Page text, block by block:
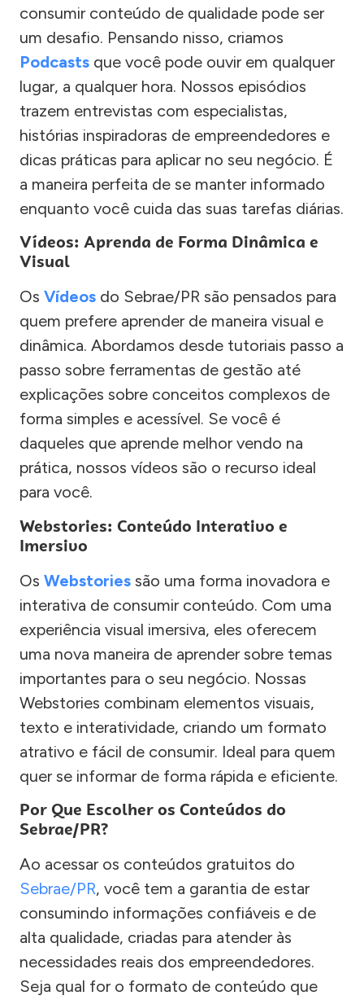
consumir conteúdo de qualidade pode ser
um desafio. Pensando nisso, criamos
Podcasts que você pode ouvir em qualquer
lugar, a qualquer hora. Nossos episódios
trazem entrevistas com especialistas,
histórias inspiradoras de empreendedores e
dicas práticas para aplicar no seu negócio. É
a maneira perfeita de se manter informado
enquanto você cuida das suas tarefas diárias.
Vídeos: Aprenda de Forma Dinâmica e
Visual
Os Vídeos do Sebrae/PR são pensados para
quem prefere aprender de maneira visual e
dinâmica. Abordamos desde tutoriais passo a
passo sobre ferramentas de gestão até
explicações sobre conceitos complexos de
forma simples e acessível. Se você é
daqueles que aprende melhor vendo na
prática, nossos vídeos são o recurso ideal
para você.
Webstories: Conteúdo Interativo e
Imersivo
Os Webstories são uma forma inovadora e
interativa de consumir conteúdo. Com uma
experiência visual imersiva, eles oferecem
uma nova maneira de aprender sobre temas
importantes para o seu negócio. Nossas
Webstories combinam elementos visuais,
texto e interatividade, criando um formato
atrativo e fácil de consumir. Ideal para quem
quer se informar de forma rápida e eficiente.
Por Que Escolher os Conteúdos do
Sebrae/PR?
Ao acessar os conteúdos gratuitos do
Sebrae/PR, você tem a garantia de estar
consumindo informações confiáveis e de
alta qualidade, criadas para atender às
necessidades reais dos empreendedores.
Seja qual for o formato de conteúdo que